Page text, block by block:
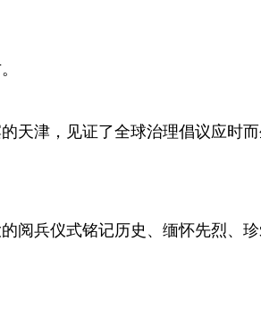
津，见证了全球治理倡议应时而
兵仪式铭记历史、缅怀先烈、珍